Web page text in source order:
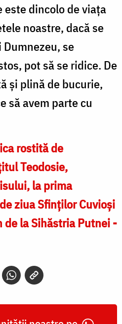
este dincolo de viața
noastre, dacă se
se
pot să se ridice. De
și plină de bucurie,
să avem parte cu
rostită de
Teodosie,
la prima
ziua Sfinților Cuvioși
de la Sihăstria Putnei -